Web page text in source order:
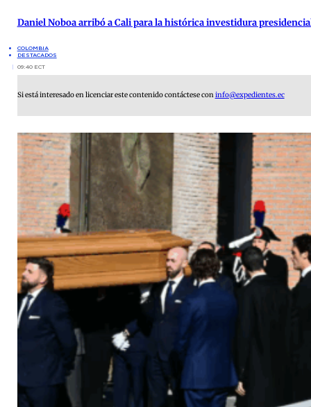
Daniel Noboa arribó a Cali para la histórica investidura
COLOMBIA
DESTACADOS
09:40 ECT
Si está interesado en licenciar este contenido contáctese coninfo@expedientes.ec